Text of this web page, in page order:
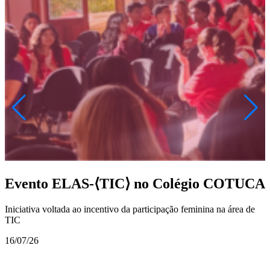
Evento ELAS-⟨TIC⟩ no Colégio COTUCA
Iniciativa voltada ao incentivo da participação feminina na área de
TIC
16/07/26